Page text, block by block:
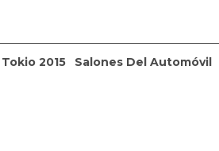
2015 Salones Del Automóvil